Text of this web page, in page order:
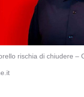
rischia di chiudere –